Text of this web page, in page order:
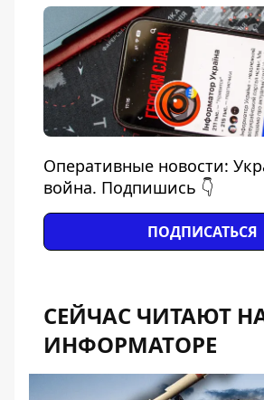
Оперативные новости:
война. Подпишись 👇
ПОДПИСАТЬСЯ
СЕЙЧАС ЧИТАЮТ
ИНФОРМАТОРЕ